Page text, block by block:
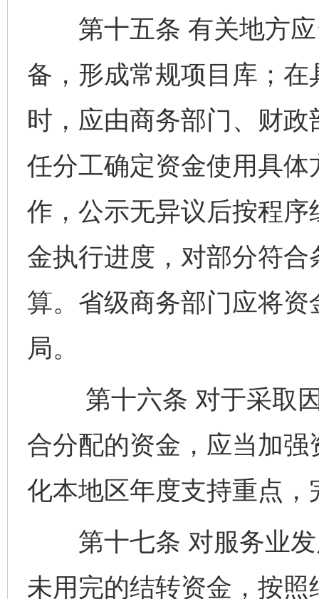
第十五条 有关地方应
备，形成常规项目库；
时，应由商务部门、财
任分工确定资金使用具
作，公示无异议后按程
金执行进度，对部分符
算。省级商务部门应将
局。
第十六条 对于采取因
合分配的资金，应当加
化本地区年度支持重点
第十七条 对服务业发
未用完的结转资金，按